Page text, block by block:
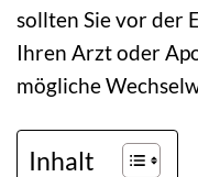
sollten Sie vor der
Ihren Arzt oder
mögliche
Inhalt